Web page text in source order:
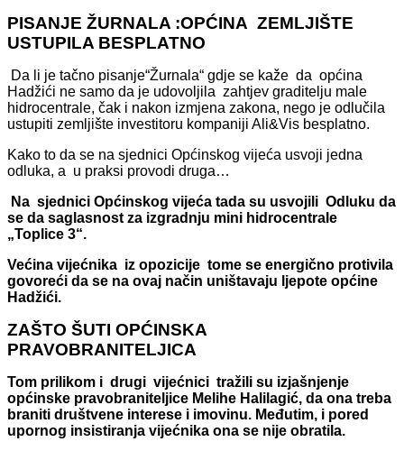
PISANJE ŽURNALA :OPĆINA ZEMLJIŠTE
USTUPILA BESPLATNO
Da li je tačno pisanje“Žurnala“ gdje se kaže da općina
Hadžići ne samo da je udovoljila zahtjev graditelju male
hidrocentrale, čak i nakon izmjena zakona, nego je odlučila
ustupiti zemljište investitoru kompaniji Ali&Vis besplatno.
Kako to da se na sjednici Općinskog vijeća usvoji jedna
odluka, a u praksi provodi druga…
Na sjednici Općinskog vijeća tada su usvojili Odluku da
se da saglasnost za izgradnju mini hidrocentrale
„Toplice 3“.
Većina vijećnika iz opozicije tome se energično protivila
govoreći da se na ovaj način uništavaju ljepote općine
Hadžići.
ZAŠTO ŠUTI OPĆINSKA
PRAVOBRANITELJICA
Tom prilikom i drugi vijećnici tražili su izjašnjenje
općinske pravobraniteljice Melihe Halilagić, da ona treba
braniti društvene interese i imovinu. Međutim, i pored
upornog insistiranja vijećnika ona se nije obratila.